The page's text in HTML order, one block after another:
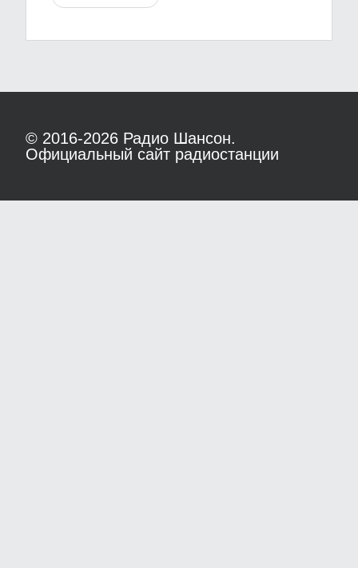
© 2016-2026 Радио Шансон.
Официальный сайт радиостанции